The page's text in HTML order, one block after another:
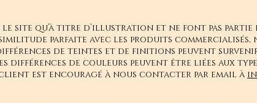
le site qu’à titre d’illustration et ne font pas
parfaite avec les produits
de teintes et de finitions peuvent
différences de couleurs peuvent être liées aux
est encouragé à nous contacter par email à